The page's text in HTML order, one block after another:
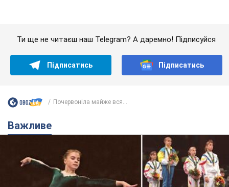
Українська гімнастка вразила президента США
і вперше почула "Слава Україні"! Як склалася
доля Подкопаєвої, яка 30 років тому виграла